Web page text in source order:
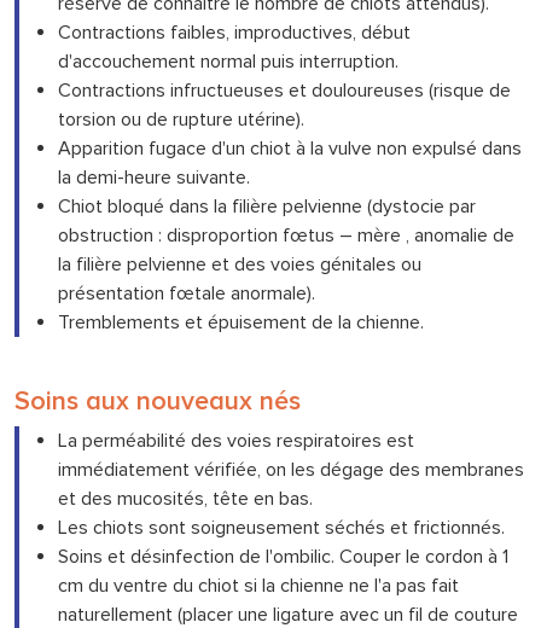
Contractions faibles, improductives, début
d'accouchement normal puis interruption.
Contractions infructueuses et douloureuses (risque de
torsion ou de rupture utérine).
Apparition fugace d'un chiot à la vulve non expulsé dans
la demi-heure suivante.
Chiot bloqué dans la filière pelvienne (dystocie par
obstruction : disproportion fœtus – mère , anomalie de
la filière pelvienne et des voies génitales ou
présentation fœtale anormale).
Tremblements et épuisement de la chienne.
Soins aux nouveaux nés
La perméabilité des voies respiratoires est
immédiatement vérifiée, on les dégage des membranes
et des mucosités, tête en bas.
Les chiots sont soigneusement séchés et frictionnés.
Soins et désinfection de l'ombilic. Couper le cordon à 1
cm du ventre du chiot si la chienne ne l'a pas fait
naturellement (placer une ligature avec un fil de couture